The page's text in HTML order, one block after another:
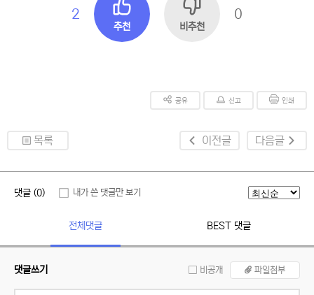
2
추천 비추천
0
공유 신고 인쇄
목록 이전글 다음글
댓글 (0) 내가 쓴 댓글만 보기
전체댓글 BEST 댓글
댓글쓰기 비공개 파일첨부